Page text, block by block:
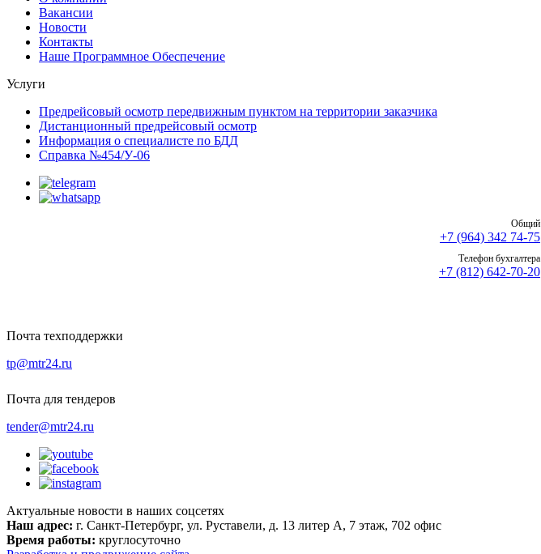
Вакансии
Новости
Контакты
Наше Программное Обеспечение
Услуги
Предрейсовый осмотр передвижным пунктом на территории заказчика
Дистанционный предрейсовый осмотр
Информация о специалисте по БДД
Справка №454/У-06
Общий
+7 (964) 342 74-75
Телефон бухгалтера
+7 (812) 642-70-20
Почта техподдержки
tp@mtr24.ru
Почта для тендеров
tender@mtr24.ru
Актуальные новости в наших соцсетях
Наш адрес: г. Санкт-Петербург, ул. Руставели, д. 13 литер А, 7 этаж, 702 офис
Время работы: круглосуточно